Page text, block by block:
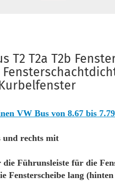
T2 T2a T2b
VW Bus von 8.67 bis
rechts mit
Führunsleiste für die
Fensterscheibe lang